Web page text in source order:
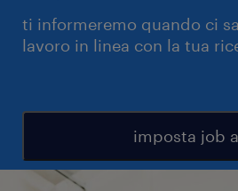
ti informeremo quando ci
lavoro in linea con la tua
imposta job